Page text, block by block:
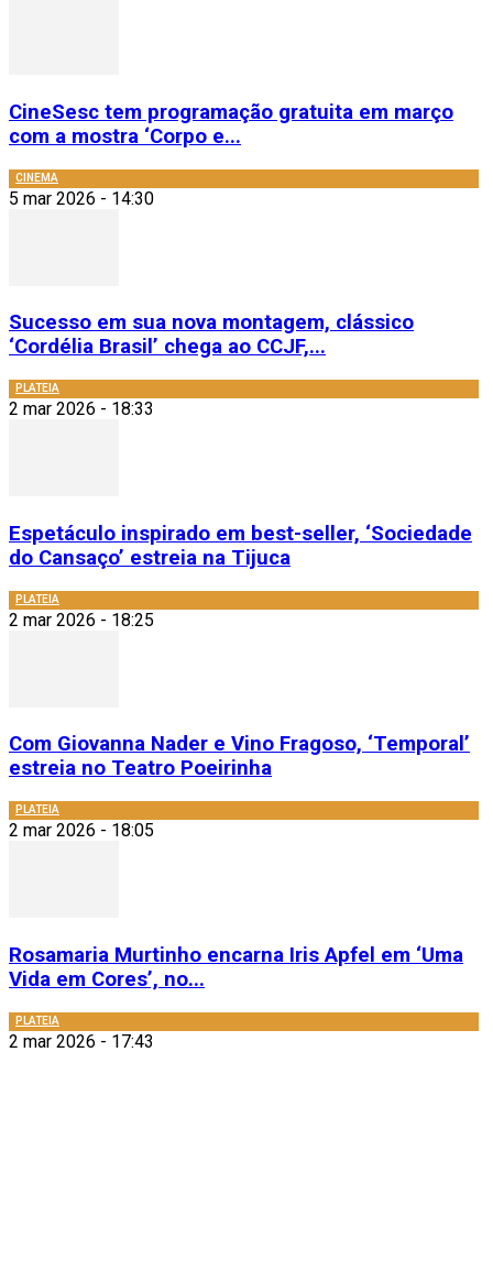
CineSesc tem programação gratuita em março
com a mostra ‘Corpo e...
CINEMA
5 mar 2026 - 14:30
Sucesso em sua nova montagem, clássico
‘Cordélia Brasil’ chega ao CCJF,...
PLATEIA
2 mar 2026 - 18:33
Espetáculo inspirado em best-seller, ‘Sociedade
do Cansaço’ estreia na Tijuca
PLATEIA
2 mar 2026 - 18:25
Com Giovanna Nader e Vino Fragoso, ‘Temporal’
estreia no Teatro Poeirinha
PLATEIA
2 mar 2026 - 18:05
Rosamaria Murtinho encarna Iris Apfel em ‘Uma
Vida em Cores’, no...
PLATEIA
2 mar 2026 - 17:43